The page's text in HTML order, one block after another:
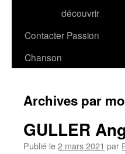
découvrir
Contacter Passion
Chanson
Archives par
GULLER
Publié le2 mars 2021 par